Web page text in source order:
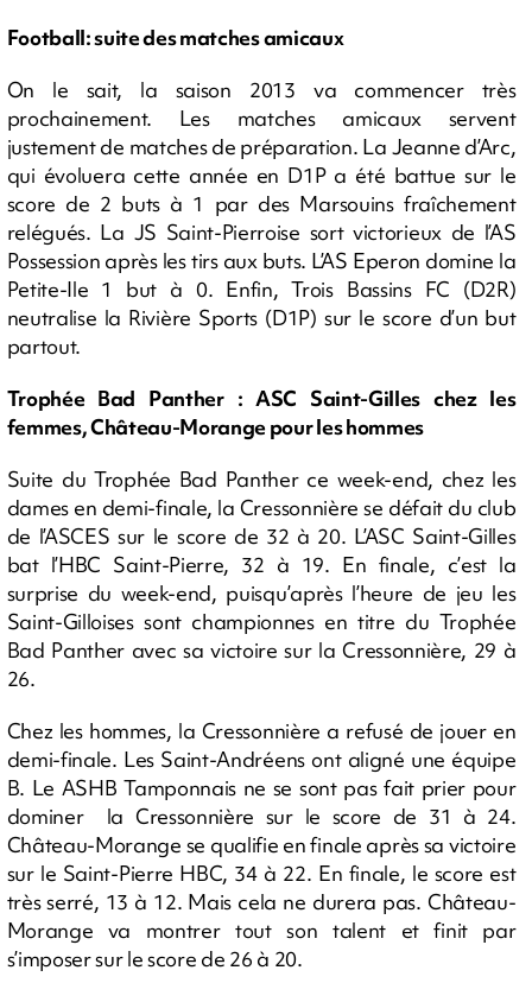
Football: suite des matches amicaux
On le sait, la saison 2013 va commencer très
prochainement. Les matches amicaux servent
justement de matches de préparation. La Jeanne d’Arc,
qui évoluera cette année en D1P a été battue sur le
score de 2 buts à 1 par des Marsouins fraîchement
relégués. La JS Saint-Pierroise sort victorieux de l’AS
Possession après les tirs aux buts. L’AS Eperon domine la
Petite-Ile 1 but à 0. Enfin, Trois Bassins FC (D2R)
neutralise la Rivière Sports (D1P) sur le score d’un but
partout.
Trophée Bad Panther : ASC Saint-Gilles chez les
femmes, Château-Morange pour les hommes
Suite du Trophée Bad Panther ce week-end, chez les
dames en demi-finale, la Cressonnière se défait du club
de l’ASCES sur le score de 32 à 20. L’ASC Saint-Gilles
bat l’HBC Saint-Pierre, 32 à 19. En finale, c’est la
surprise du week-end, puisqu’après l’heure de jeu les
Saint-Gilloises sont championnes en titre du Trophée
Bad Panther avec sa victoire sur la Cressonnière, 29 à
26.
Chez les hommes, la Cressonnière a refusé de jouer en
demi-finale. Les Saint-Andréens ont aligné une équipe
B. Le ASHB Tamponnais ne se sont pas fait prier pour
dominer la Cressonnière sur le score de 31 à 24.
Château-Morange se qualifie en finale après sa victoire
sur le Saint-Pierre HBC, 34 à 22. En finale, le score est
très serré, 13 à 12. Mais cela ne durera pas. Château-
Morange va montrer tout son talent et finit par
s’imposer sur le score de 26 à 20.